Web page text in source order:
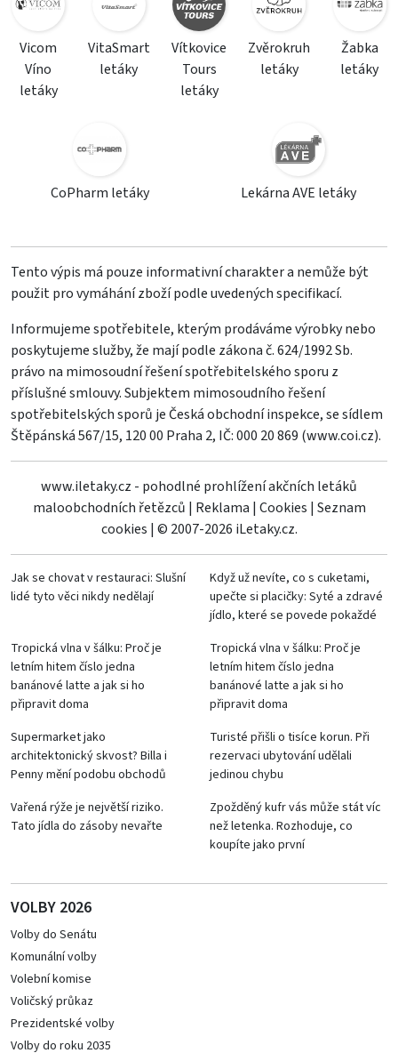
Vicom
Víno
letáky
VitaSmart
letáky
Vítkovice
Tours
letáky
Zvěrokruh
letáky
Žabka
letáky
CoPharm letáky Lekárna AVE letáky
Tento výpis má pouze informativní charakter a nemůže být
použit pro vymáhání zboží podle uvedených specifikací.
Informujeme spotřebitele, kterým prodáváme výrobky nebo
poskytujeme služby, že mají podle zákona č. 624/1992 Sb.
právo na mimosoudní řešení spotřebitelského sporu z
příslušné smlouvy. Subjektem mimosoudního řešení
spotřebitelských sporů je Česká obchodní inspekce, se sídlem
Štěpánská 567/15, 120 00 Praha 2, IČ: 000 20 869 (www.coi.cz).
www.iletaky.cz - pohodlné prohlížení akčních letáků
maloobchodních řetězců | Reklama | Cookies | Seznam
cookies | © 2007-2026 iLetaky.cz.
Jak se chovat v restauraci: Slušní
lidé tyto věci nikdy nedělají
Když už nevíte, co s cuketami,
upečte si placičky: Syté a zdravé
jídlo, které se povede pokaždé
Tropická vlna v šálku: Proč je
letním hitem číslo jedna
banánové latte a jak si ho
připravit doma
Tropická vlna v šálku: Proč je
letním hitem číslo jedna
banánové latte a jak si ho
připravit doma
Supermarket jako
architektonický skvost? Billa i
Penny mění podobu obchodů
Turisté přišli o tisíce korun. Při
rezervaci ubytování udělali
jedinou chybu
Vařená rýže je největší riziko.
Tato jídla do zásoby nevařte
Zpožděný kufr vás může stát víc
než letenka. Rozhoduje, co
koupíte jako první
VOLBY 2026
Volby do Senátu
Komunální volby
Volební komise
Voličský průkaz
Prezidentské volby
Volby do roku 2035